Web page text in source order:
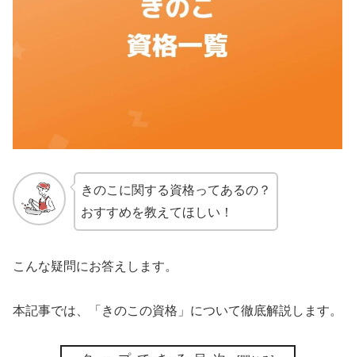
きのこに関する資格ってあるの？
おすすめを教えてほしい！
こんな疑問にお答えします。
本記事では、「きのこの資格」について徹底解説します。